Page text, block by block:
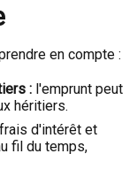
en compte :
: l'emprunt peut
héritiers.
d'intérêt et
fil du temps,